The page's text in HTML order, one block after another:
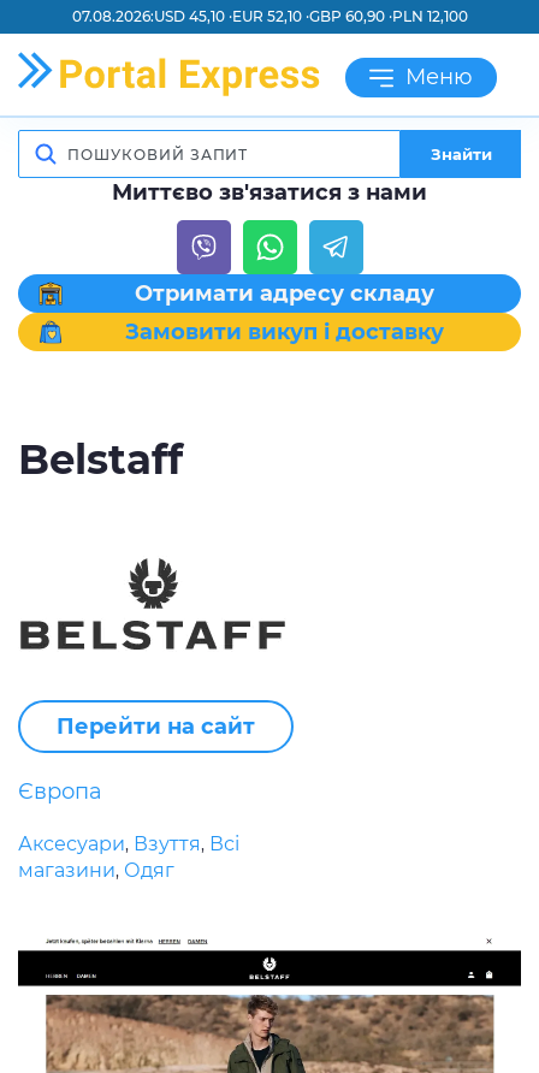
07.08.2026:USD 45,10 ·EUR 52,10 ·GBP 60,90 ·PLN 12,100
Меню
Знайти
Миттєво зв'язатися з нами
Отримати адресу складу
Замовити викуп і доставку
Belstaff
Перейти на сайт
Європа
Аксесуари, Взуття, Всі
магазини, Одяг